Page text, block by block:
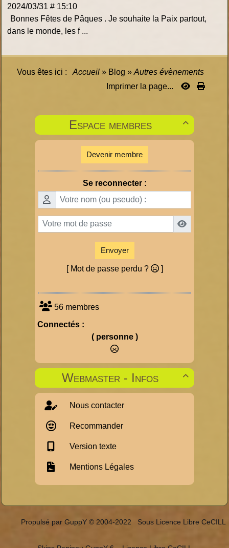
2024/03/31 # 15:10
Bonnes Fêtes de Pâques . Je souhaite la Paix partout,
dans le monde, les f ...
Vous êtes ici : Accueil » Blog » Autres évènements
Imprimer la page...

Espace membres
Devenir membre
Se reconnecter :
Envoyer
[ Mot de passe perdu ? ]
56 membres
Connectés :
( personne )

Webmaster - Infos
Nous contacter
Recommander
Version texte
Mentions Légales
Propulsé par GuppY © 2004-2022 Sous Licence Libre CeCILL